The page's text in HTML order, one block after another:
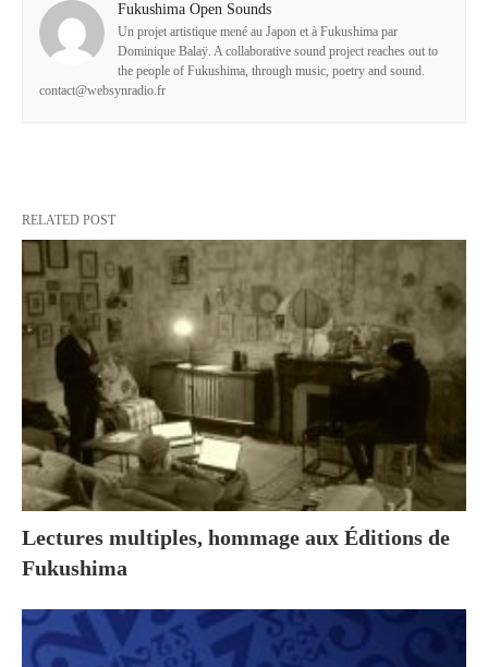
Fukushima Open Sounds
Un projet artistique mené au Japon et à Fukushima par
Dominique Balaÿ. A collaborative sound project reaches out to
the people of Fukushima, through music, poetry and sound.
contact@websynradio.fr
RELATED POST
Lectures multiples, hommage aux Éditions de
Fukushima